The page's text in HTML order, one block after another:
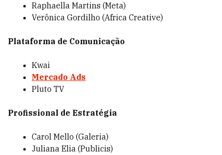
Raphaella Martins (Meta)
Verônica Gordilho (Africa Creative)
Plataforma de Comunicação
Kwai
Mercado Ads
Pluto TV
Profissional de Estratégia
Carol Mello (Galeria)
Juliana Elia (Publicis)